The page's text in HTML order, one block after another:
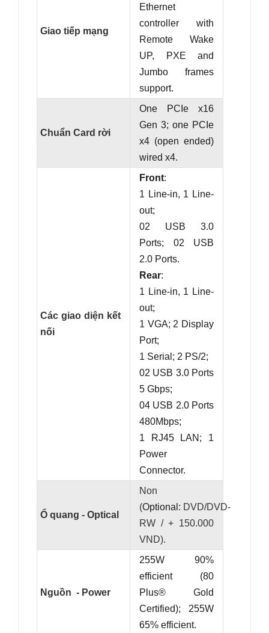
Giao tiếp mạng
Ethernet
controller with
Remote Wake
UP, PXE and
Jumbo frames
support.
Chuẩn Card rời
One PCIe x16
Gen 3; one PCIe
x4 (open ended)
wired x4.
Các giao diện kết
nối
Front:
1 Line-in, 1 Line-
out;
02 USB 3.0
Ports; 02 USB
2.0 Ports.
Rear:
1 Line-in, 1 Line-
out;
1 VGA; 2 Display
Port;
1 Serial; 2 PS/2;
02 USB 3.0 Ports
5 Gbps;
04 USB 2.0 Ports
480Mbps;
1 RJ45 LAN; 1
Power
Connector.
Ổ quang - Optical
Non
(Optional: DVD/DVD-
RW / + 150.000
VND).
Nguồn - Power
255W 90%
efficient (80
Plus® Gold
Certified); 255W
65% efficient.